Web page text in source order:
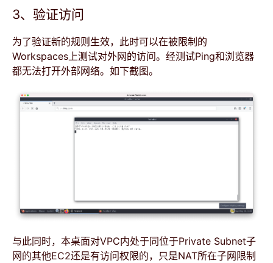
3、验证访问
为了验证新的规则生效，此时可以在被限制的
Workspaces上测试对外网的访问。经测试Ping和浏览器
都无法打开外部网络。如下截图。
与此同时，本桌面对VPC内处于同位于Private Subnet子
网的其他EC2还是有访问权限的，只是NAT所在子网限制